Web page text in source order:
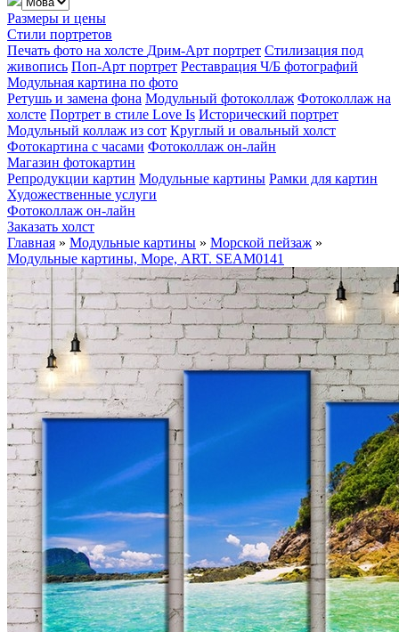
Размеры и цены
Стили портретов
Печать фото на холсте Дрим-Арт портрет Стилизация под
живопись Поп-Арт портрет Реставрация Ч/Б фотографий
Модульная картина по фото
Ретушь и замена фона Модульный фотоколлаж Фотоколлаж на
холсте Портрет в стиле Love Is Исторический портрет
Модульный коллаж из сот Круглый и овальный холст
Фотокартина с часами Фотоколлаж он-лайн
Магазин фотокартин
Репродукции картин Модульные картины Рамки для картин
Художественные услуги
Фотоколлаж он-лайн
Заказать холст
Главная » Модульные картины » Морской пейзаж »
Модульные картины, Море, ART. SEAM0141